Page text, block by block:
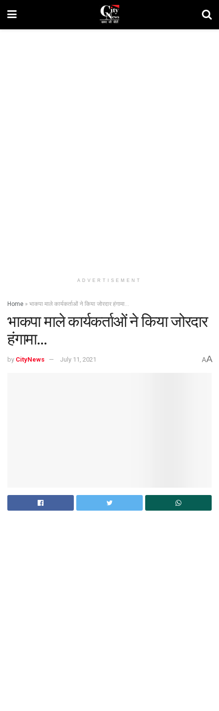
ADVERTISEMENT
Home » भाकपा माले कार्यकर्ताओं ने किया जोरदार हंगामा…
भाकपा माले कार्यकर्ताओं ने किया जोरदार
हंगामा…
by CityNews July 11, 2021 AA